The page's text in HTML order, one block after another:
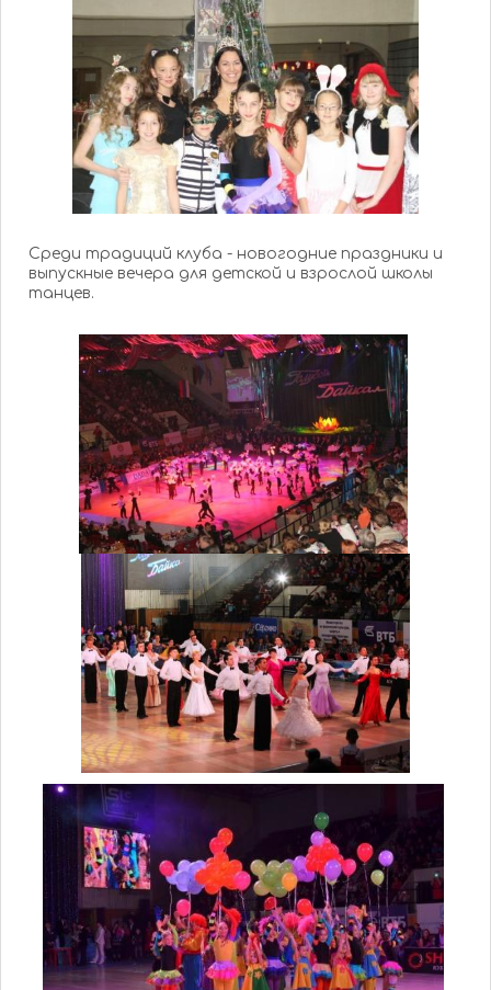
Среди традиций клуба - новогодние праздники и
выпускные вечера для детской и взрослой школы
танцев.